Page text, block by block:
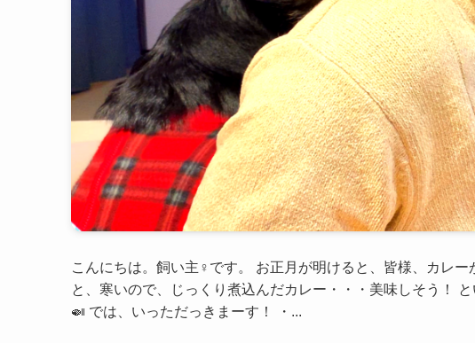
こんにちは。飼い主♀です。 お正月が明けると、皆様、カレ
と、寒いので、じっくり煮込んだカレー・・・美味しそう！
🍛 では、いっただっきまーす！ ・...